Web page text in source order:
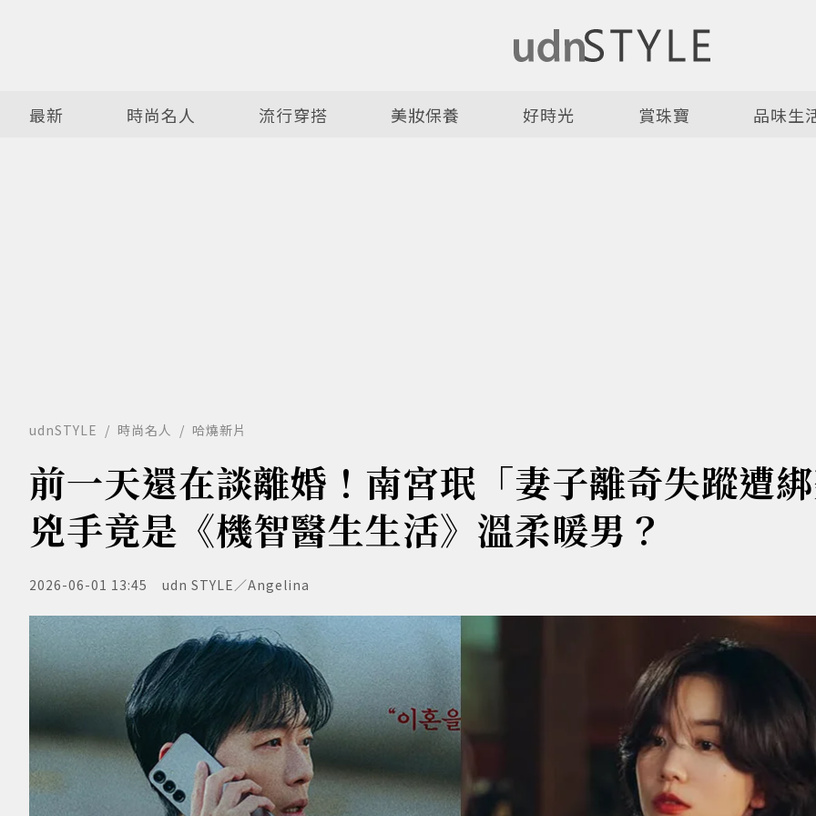
最新 時尚名人 流行穿搭 美妝保養 好時光 賞珠寶 品味生
udnSTYLE 時尚名人 哈燒新片
前一天還在談離婚！南宮珉「妻子離奇失蹤遭
兇手竟是《機智醫生生活》溫柔暖男？
2026-06-01 13:45 udn STYLE／Angelina